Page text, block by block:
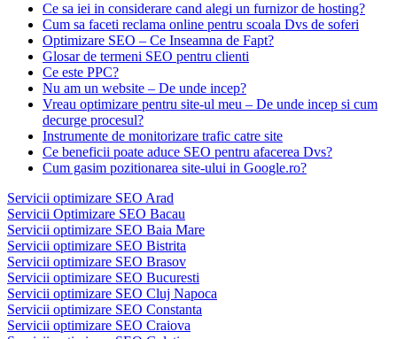
Ce sa iei in considerare cand alegi un furnizor de hosting?
Cum sa faceti reclama online pentru scoala Dvs de soferi
Optimizare SEO – Ce Inseamna de Fapt?
Glosar de termeni SEO pentru clienti
Ce este PPC?
Nu am un website – De unde incep?
Vreau optimizare pentru site-ul meu – De unde incep si cum
decurge procesul?
Instrumente de monitorizare trafic catre site
Ce beneficii poate aduce SEO pentru afacerea Dvs?
Cum gasim pozitionarea site-ului in Google.ro?
Servicii optimizare SEO Arad
Servicii Optimizare SEO Bacau
Servicii optimizare SEO Baia Mare
Servicii optimizare SEO Bistrita
Servicii optimizare SEO Brasov
Servicii optimizare SEO Bucuresti
Servicii optimizare SEO Cluj Napoca
Servicii optimizare SEO Constanta
Servicii optimizare SEO Craiova